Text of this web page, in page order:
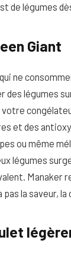
de légumes
Giant
ne
des légumes
et des
ou même
légumes
Manaker
la saveur,